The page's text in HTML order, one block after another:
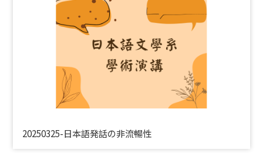
20250325-日本語発話の非流暢性